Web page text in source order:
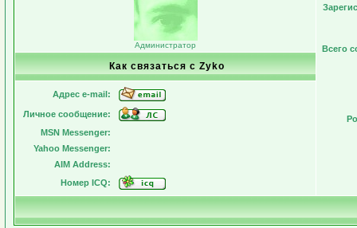
Администратор Всего
Как связаться с Zyko
Адрес e-mail:
Личное сообщение:
MSN Messenger:
Yahoo Messenger:
AIM Address:
Номер ICQ: